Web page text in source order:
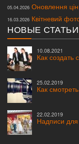
05.04.2026 Оновлення цін
16.03.2026 Квітневий
НОВЫЕ СТАТЬИ
10.08.2021
Как
25.02.2019
Как
22.02.2019
Надписи